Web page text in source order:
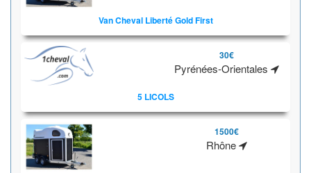
Van Cheval Liberté Gold First
30€
Pyrénées-Orientales
5 LICOLS
1500€
Rhône